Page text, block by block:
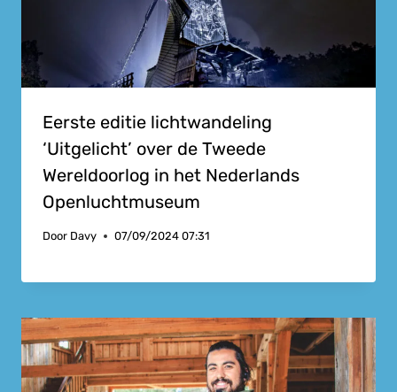
Eerste editie lichtwandeling
‘Uitgelicht’ over de Tweede
Wereldoorlog in het Nederlands
Openluchtmuseum
Door Davy 07/09/2024 07:31